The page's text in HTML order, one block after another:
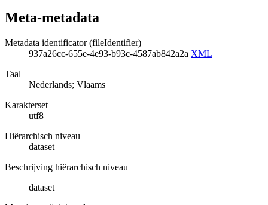
Meta-metadata
Metadata identificator (fileIdentifier)
937a26cc-655e-4e93-b93c-4587ab842a2a XML
Taal
Nederlands; Vlaams
Karakterset
utf8
Hiërarchisch niveau
dataset
Beschrijving hiërarchisch niveau
dataset